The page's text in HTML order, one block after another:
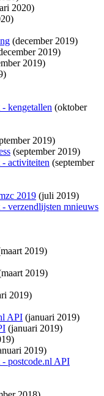
2020)
(december 2019)
2019)
2019)
kengetallen (oktober
2019)
(september 2019)
activiteiten (september
2019 (juli 2019)
verzendlijsten mnieuws
2019)
2019)
2019)
API (januari 2019)
(januari 2019)
2019)
postcode.nl API